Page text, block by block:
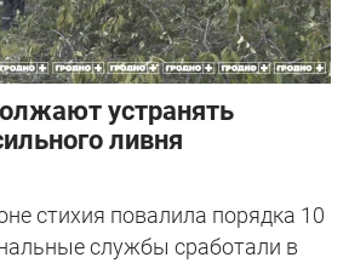
устранять
ливня
стихия повалила порядка 10
службы сработали в